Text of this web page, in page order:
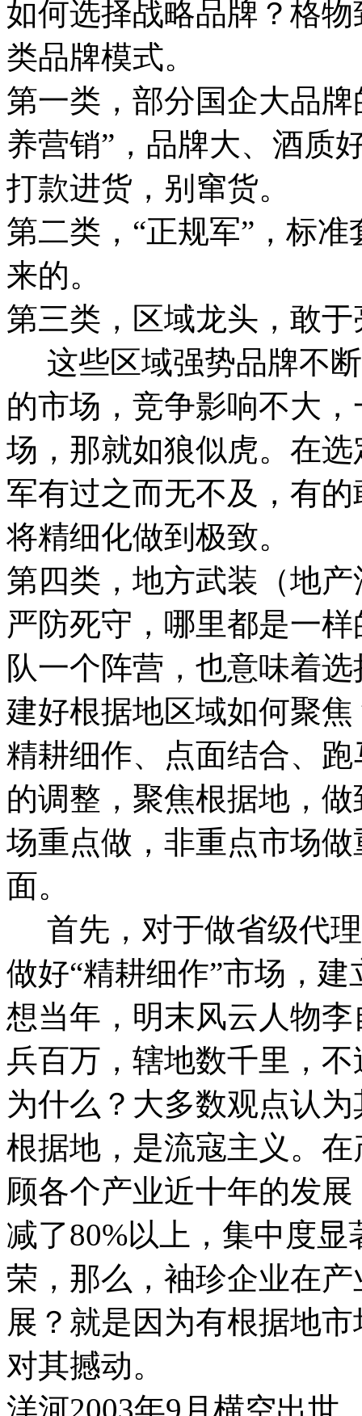
如何选择战略品牌？格
类品牌模式。
第一类，部分国企大品
养营销”，品牌大、酒质
打款进货，别窜货。
第二类，“正规军”，标
来的。
第三类，区域龙头，敢于
这些区域强势品牌不
的市场，竞争影响不大
场，那就如狼似虎。在
军有过之而无不及，有
将精细化做到极致。
第四类，地方武装（地
严防死守，哪里都是一样
队一个阵营，也意味着
建好根据地区域如何聚
精耕细作、点面结合、
的调整，聚焦根据地，
场重点做，非重点市场
面。
首先，对于做省级代
做好“精耕细作”市场，建
想当年，明末风云人物
兵百万，辖地数千里，
为什么？大多数观点认
根据地，是流寇主义。 在
顾各个产业近十年的发
减了80%以上，集中度
荣，那么，袖珍企业在
展？就是因为有根据地
对其撼动。
洋河2003年9月横空出世